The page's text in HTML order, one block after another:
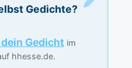
Gedichte?
Gedicht im
hhesse.de.